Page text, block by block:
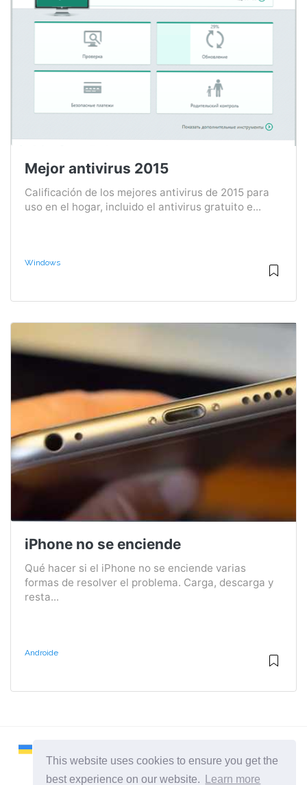
This website uses cookies to ensure you get the
best experience on our website.
Learn more
Mejor antivirus 2015
Calificación de los mejores antivirus de 2015 para
uso en el hogar, incluido el antivirus gratuito e...
Windows
iPhone no se enciende
Qué hacer si el iPhone no se enciende varias
formas de resolver el problema. Carga, descarga y
resta...
Androide